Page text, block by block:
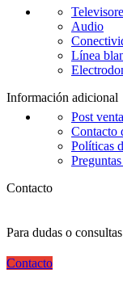
Audio
Línea
Información adicional
Post
Contacto
Políticas
Contacto
Para dudas o
Contacto